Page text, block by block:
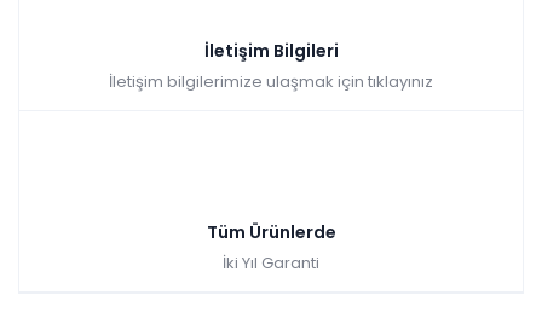
İletişim Bilgileri
İletişim bilgilerimize ulaşmak için tıklayınız
Tüm Ürünlerde
İki Yıl Garanti